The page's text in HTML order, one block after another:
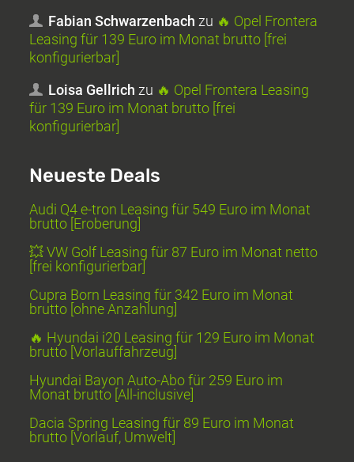
Fabian Schwarzenbach zu 🔥 Opel Frontera
Leasing für 139 Euro im Monat brutto [frei
konfigurierbar]
Loisa Gellrich zu 🔥 Opel Frontera Leasing
für 139 Euro im Monat brutto [frei
konfigurierbar]
Neueste Deals
Audi Q4 e-tron Leasing für 549 Euro im Monat
brutto [Eroberung]
💥 VW Golf Leasing für 87 Euro im Monat netto
[frei konfigurierbar]
Cupra Born Leasing für 342 Euro im Monat
brutto [ohne Anzahlung]
🔥 Hyundai i20 Leasing für 129 Euro im Monat
brutto [Vorlauffahrzeug]
Hyundai Bayon Auto-Abo für 259 Euro im
Monat brutto [All-inclusive]
Dacia Spring Leasing für 89 Euro im Monat
brutto [Vorlauf, Umwelt]